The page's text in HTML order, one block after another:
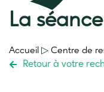
La
Accueil ▷ Centre de
Retour à votre